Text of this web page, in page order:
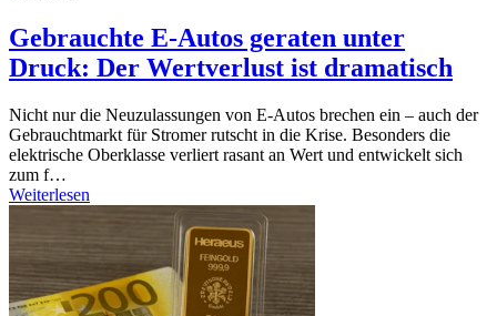
Gebrauchte E-Autos geraten unter
Druck: Der Wertverlust ist dramatisch
Nicht nur die Neuzulassungen von E-Autos brechen ein – auch der
Gebrauchtmarkt für Stromer rutscht in die Krise. Besonders die
elektrische Oberklasse verliert rasant an Wert und entwickelt sich
zum f…
Weiterlesen